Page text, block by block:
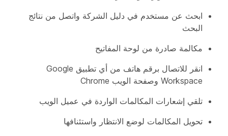
ابحث عن مستخدم في دليل الشركة واتصل من نتائج
البحث
مكالمة صادرة من لوحة المفاتيح
انقر للاتصال برقم هاتف من أي تطبيق Google
Workspace وصفحة الويب Chrome
تلقي إشعارات المكالمات الواردة في عميل الويب
تحويل المكالمات لوضع الانتظار واستئنافها